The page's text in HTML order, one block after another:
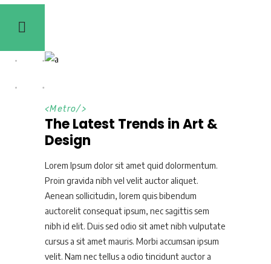
<Metro/>
The Latest Trends in Art &
Design
Lorem Ipsum dolor sit amet quid dolormentum.
Proin gravida nibh vel velit auctor aliquet.
Aenean sollicitudin, lorem quis bibendum
auctorelit consequat ipsum, nec sagittis sem
nibh id elit. Duis sed odio sit amet nibh vulputate
cursus a sit amet mauris. Morbi accumsan ipsum
velit. Nam nec tellus a odio tincidunt auctor a